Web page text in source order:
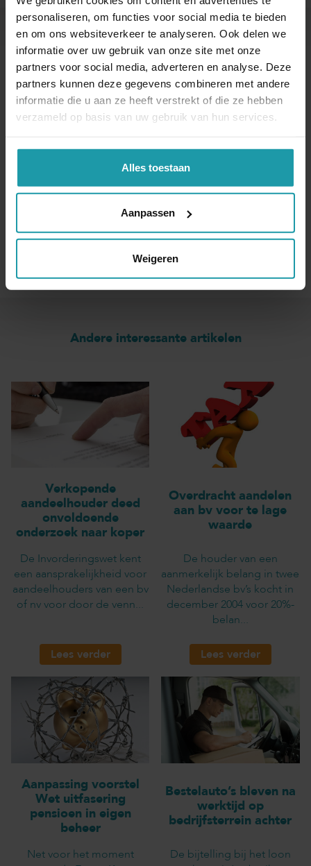
personaliseren, om functies voor social media te bieden
en om ons websiteverkeer te analyseren. Ook delen we
informatie over uw gebruik van onze site met onze
partners voor social media, adverteren en analyse. Deze
partners kunnen deze gegevens combineren met andere
informatie die u aan ze heeft verstrekt of die ze hebben
verzameld op basis van uw gebruik van hun services.
Alles toestaan
Aanpassen
Weigeren
Blijf op de hoogte van het financiële nieuws
Schrijf je hieronder in voor onze maandelijkse
mailing.
Naam*
Andere interessante artikelen
Verkopende
aandeelhouder deed
onvoldoende
onderzoek naar koper
De Invorderingswet kent
een aansprakelijkheid voor
aandeelhouders van een bv
of nv voor door de venn...
Lees verder
Overdracht aandelen
aan bv voor te lage
waarde
De houder van een
aanmerkelijk belang in twee
Nederlandse bv’s kocht in
december 2004 voor 20%-
belan...
Lees verder
Aanpassing voorstel
Wet uitfasering
pensioen in eigen
beheer
Net voor het moment
Bestelauto’s bleven na
werktijd op
bedrijfsterrein achter
De bijtelling bij het loon